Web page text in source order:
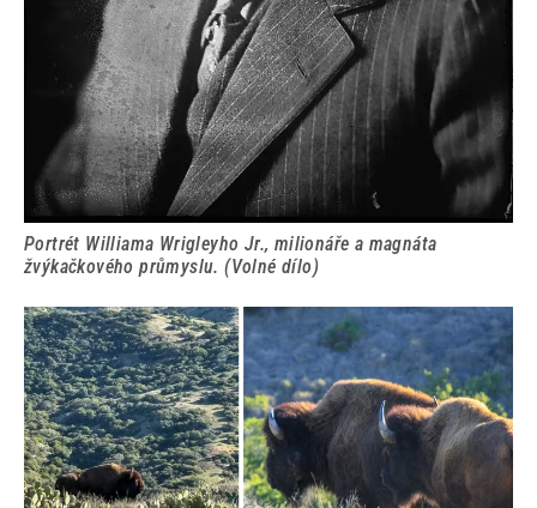
Portrét Williama Wrigleyho Jr., milionáře a magnáta
žvýkačkového průmyslu. (Volné dílo)